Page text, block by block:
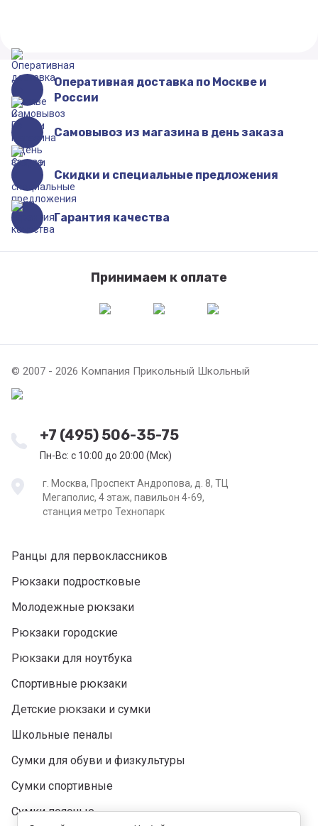
Оперативная доставка по Москве и
России
Самовывоз из магазина в день заказа
Скидки и специальные предложения
Гарантия качества
Принимаем к оплате
© 2007 - 2026 Компания Прикольный Школьный
+7 (495) 506-35-75
Пн-Вс: с 10:00 до 20:00 (Мск)
г. Москва, Проспект Андропова, д. 8, ТЦ
Мегаполис, 4 этаж, павильон 4-69,
станция метро Технопарк
Ранцы для первоклассников
Рюкзаки подростковые
Молодежные рюкзаки
Рюкзаки городские
Рюкзаки для ноутбука
Спортивные рюкзаки
Детские рюкзаки и сумки
Школьные пеналы
Сумки для обуви и физкультуры
Сумки спортивные
Сумки поясные